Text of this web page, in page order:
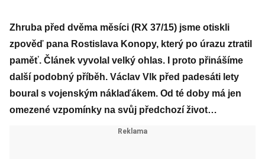
Zhruba před dvěma měsíci (RX 37/15) jsme otiskli
zpověď pana Rostislava Konopy, který po úrazu ztratil
paměť. Článek vyvolal velký ohlas. I proto přinášíme
další podobný příběh. Václav Vlk před padesáti lety
boural s vojenským náklaďákem. Od té doby má jen
omezené vzpomínky na svůj předchozí život…